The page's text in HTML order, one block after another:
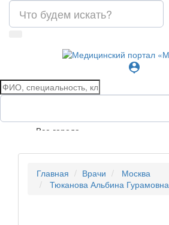
person_pin
Все города
Главная Врачи
Москва
Тюканова Альбина Гурамовна